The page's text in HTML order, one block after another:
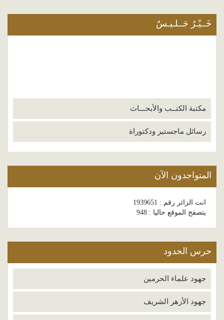
خَــيْـرُ جَــلـيـسٌ
مكتبة الكتــب والأبحـــاث
رسائل ماجستير ودكتوراة
المتواجدون الآن
انت الزائر رقم : 1939651
يتصفح الموقع حاليا : 948
حرس الحدود
جهود علماء الحرمين
جهود الأزهر الشريف